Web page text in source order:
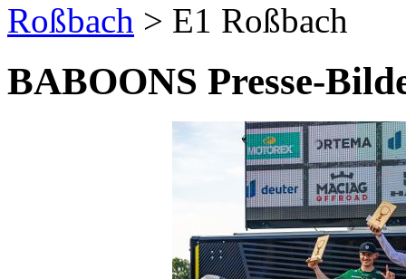
Roßbach > E1 Roßbach
BABOONS Presse-